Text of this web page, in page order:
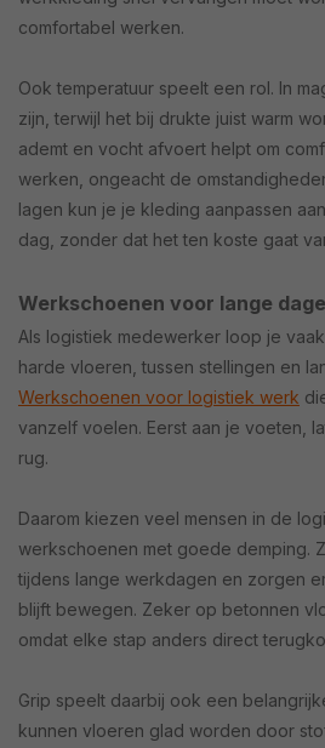
comfortabel werken.
Ook temperatuur speelt een rol. In
zijn, terwijl het bij drukte juist warm
ademt en vocht afvoert helpt om
werken, ongeacht de
lagen kun je je kleding aanpassen
dag, zonder dat het ten koste gaat
Werkschoenen voor lange
Als logistiek medewerker loop je
harde vloeren, tussen stellingen en
Werkschoenen voor logistiek werk
vanzelf voelen. Eerst aan je voeten,
rug.
Daarom kiezen veel mensen in de
werkschoenen met goede demping.
tijdens lange werkdagen en zorgen
blijft bewegen. Zeker op betonnen
omdat elke stap anders direct
Grip speelt daarbij ook een
kunnen vloeren glad worden door